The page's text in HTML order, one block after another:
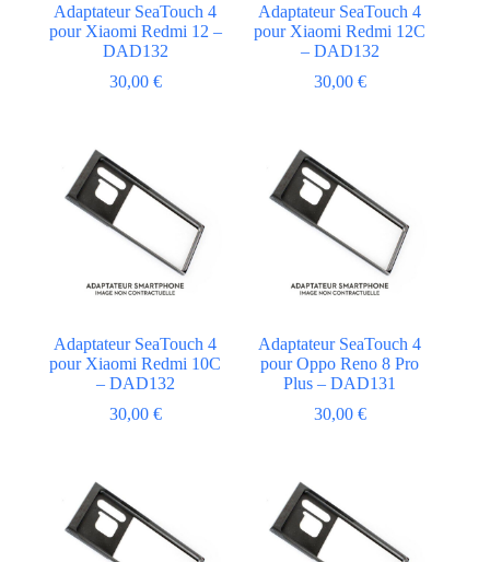
Adaptateur SeaTouch 4
pour Xiaomi Redmi 12 –
DAD132
30,00 €
Adaptateur SeaTouch 4
pour Xiaomi Redmi 12C
– DAD132
30,00 €
Adaptateur SeaTouch 4
pour Xiaomi Redmi 10C
– DAD132
30,00 €
Adaptateur SeaTouch 4
pour Oppo Reno 8 Pro
Plus – DAD131
30,00 €